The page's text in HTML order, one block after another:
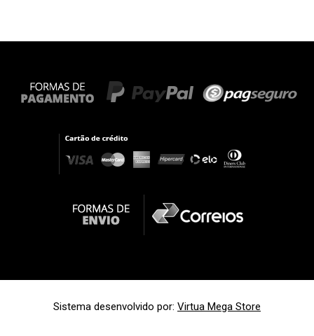
Sistema desenvolvido por: Virtua Mega Store